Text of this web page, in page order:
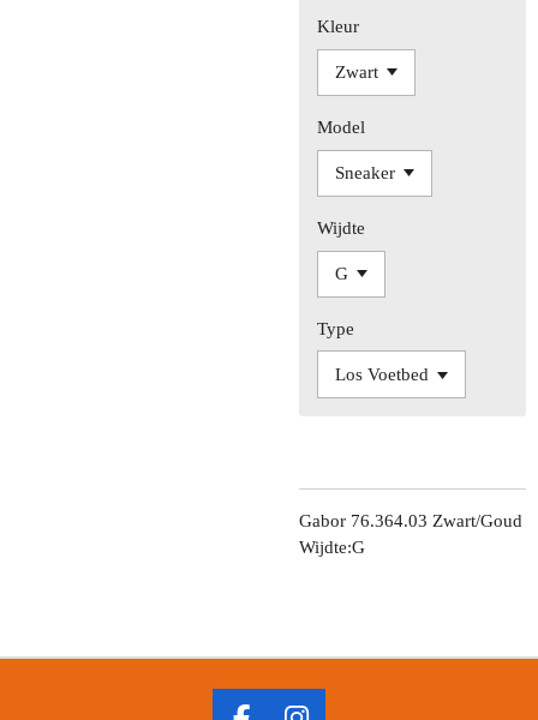
Kleur
Model
Wijdte
Type
Gabor 76.364.03 Zwart/Goud
Wijdte:G